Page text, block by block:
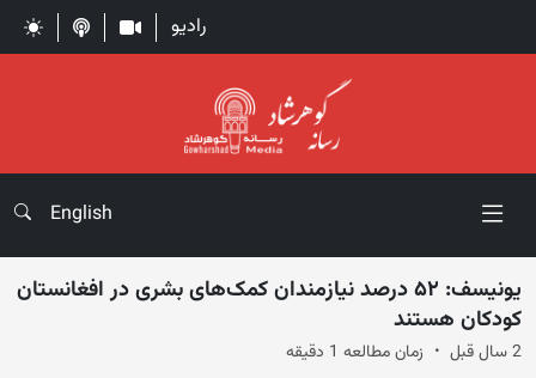
رادیو
English
یونیسف: ۵۲ درصد نیازمندان کمک‌های بشری در افغانستان
کودکان هستند
2 سال قبل زمان مطالعه 1 دقیقه